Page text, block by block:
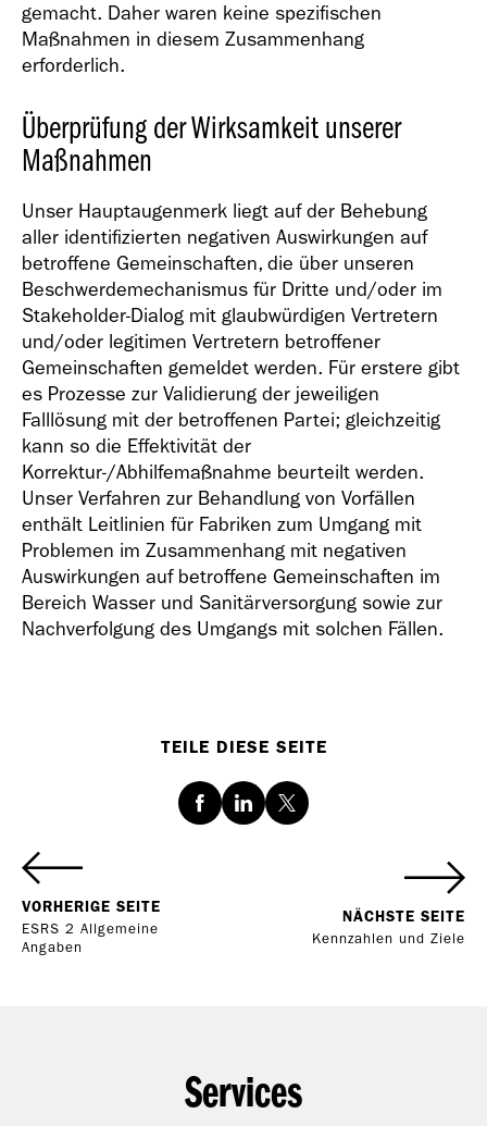
gemacht. Daher waren keine spezifischen
Maßnahmen in diesem Zusammenhang
erforderlich.
Überprüfung der Wirksamkeit unserer
Maßnahmen
Unser Hauptaugenmerk liegt auf der Behebung
aller identifizierten negativen Auswirkungen auf
betroffene Gemeinschaften, die über unseren
Beschwerdemechanismus für Dritte und/oder im
Stakeholder-Dialog mit glaubwürdigen Vertretern
und/oder legitimen Vertretern betroffener
Gemeinschaften gemeldet werden. Für erstere gibt
es Prozesse zur Validierung der jeweiligen
Falllösung mit der betroffenen Partei; gleichzeitig
kann so die Effektivität der
Korrektur-/Abhilfemaßnahme beurteilt werden.
Unser Verfahren zur Behandlung von Vorfällen
enthält Leitlinien für Fabriken zum Umgang mit
Problemen im Zusammenhang mit negativen
Auswirkungen auf betroffene Gemeinschaften im
Bereich Wasser und Sanitärversorgung sowie zur
Nachverfolgung des Umgangs mit solchen Fällen.
TEILE DIESE SEITE
FacebookLinkedInTwitter
VORHERIGE SEITE
ESRS 2 Allgemeine
Angaben
NÄCHSTE SEITE
Kennzahlen und Ziele
Services